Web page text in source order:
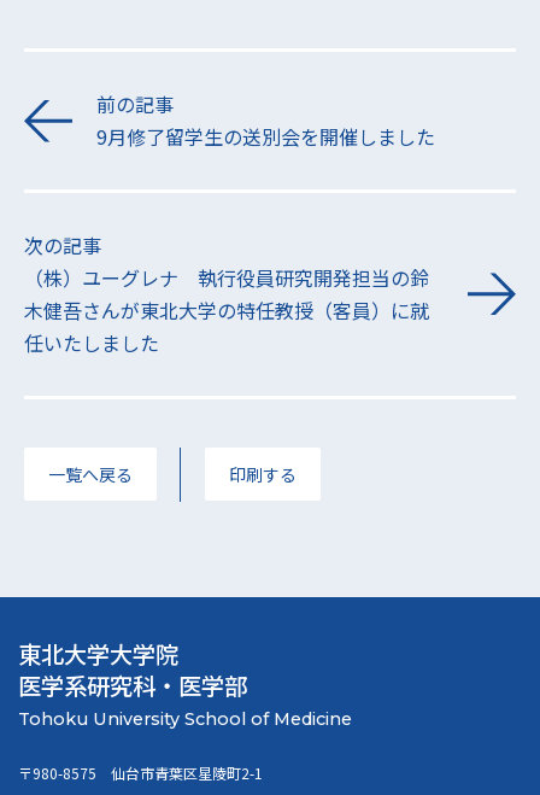
前の記事
9月修了留学生の送別会を開催しました
次の記事
（株）ユーグレナ 執行役員研究開発担当の鈴
木健吾さんが東北大学の特任教授（客員）に就
任いたしました
一覧へ戻る 印刷する
東北大学大学院
医学系研究科・医学部
〒980-8575 仙台市青葉区星陵町2-1